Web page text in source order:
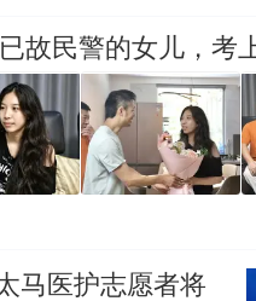
故民警的女儿，考
马医护志愿者将